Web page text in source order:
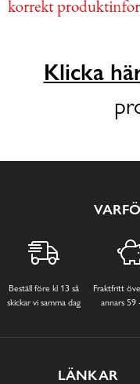
Klicka
Beställ före kl 13 så
skickar vi samma dag
Fraktfritt
annars 59
LÄNKAR